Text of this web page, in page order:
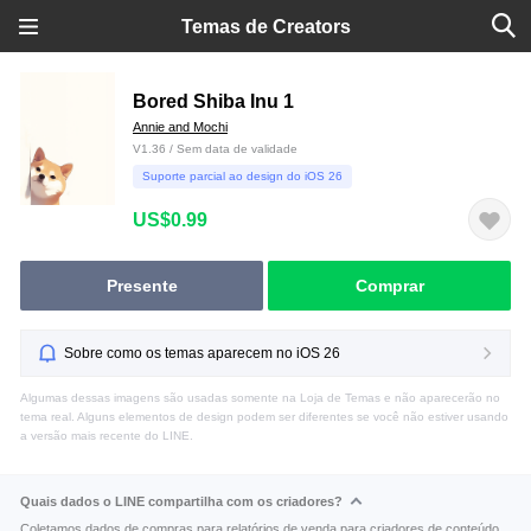
Temas de Creators
Bored Shiba Inu 1
Annie and Mochi
V1.36 / Sem data de validade
Suporte parcial ao design do iOS 26
US$0.99
Presente Comprar
Sobre como os temas aparecem no iOS 26
Algumas dessas imagens são usadas somente na Loja de Temas e não aparecerão no
tema real. Alguns elementos de design podem ser diferentes se você não estiver usando
a versão mais recente do LINE.
Quais dados o LINE compartilha com os criadores?